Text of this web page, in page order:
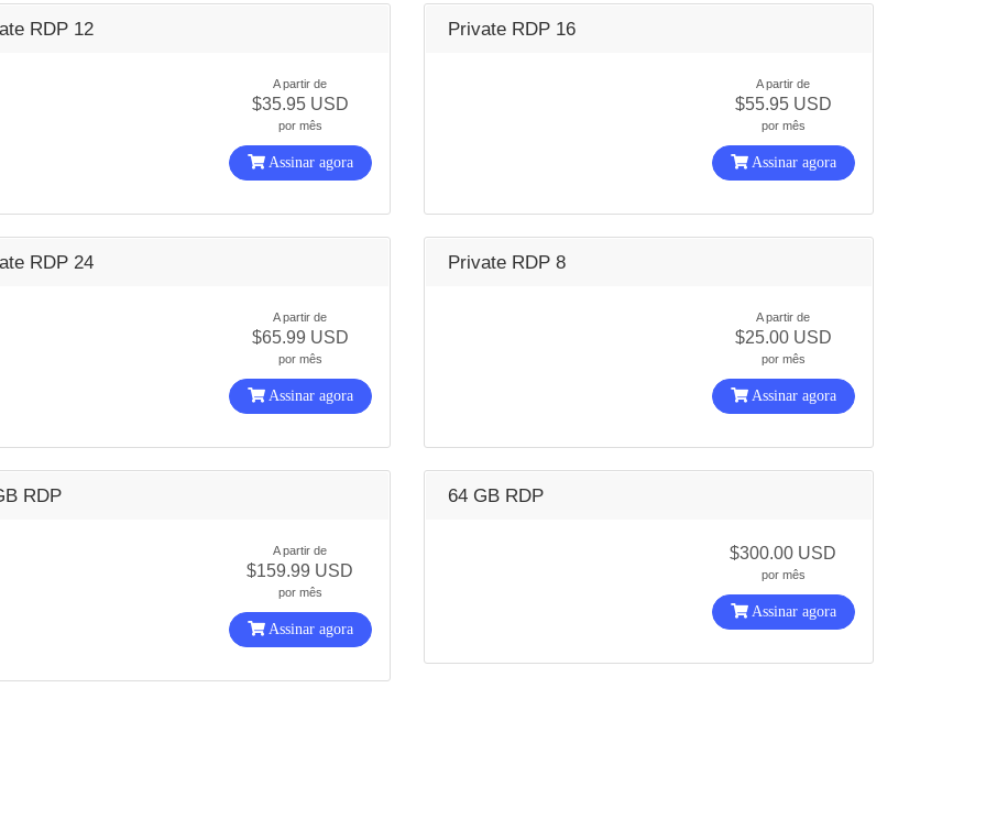
RDP 12
A partir de
$35.95 USD
por mês
Assinar agora
Private RDP 16
A partir de
$55.95 USD
por mês
Assinar agora
RDP 24
A partir de
$65.99 USD
por mês
Assinar agora
Private RDP 8
A partir de
$25.00 USD
por mês
Assinar agora
RDP
A partir de
$159.99 USD
por mês
Assinar agora
64 GB RDP
$300.00 USD
por mês
Assinar agora